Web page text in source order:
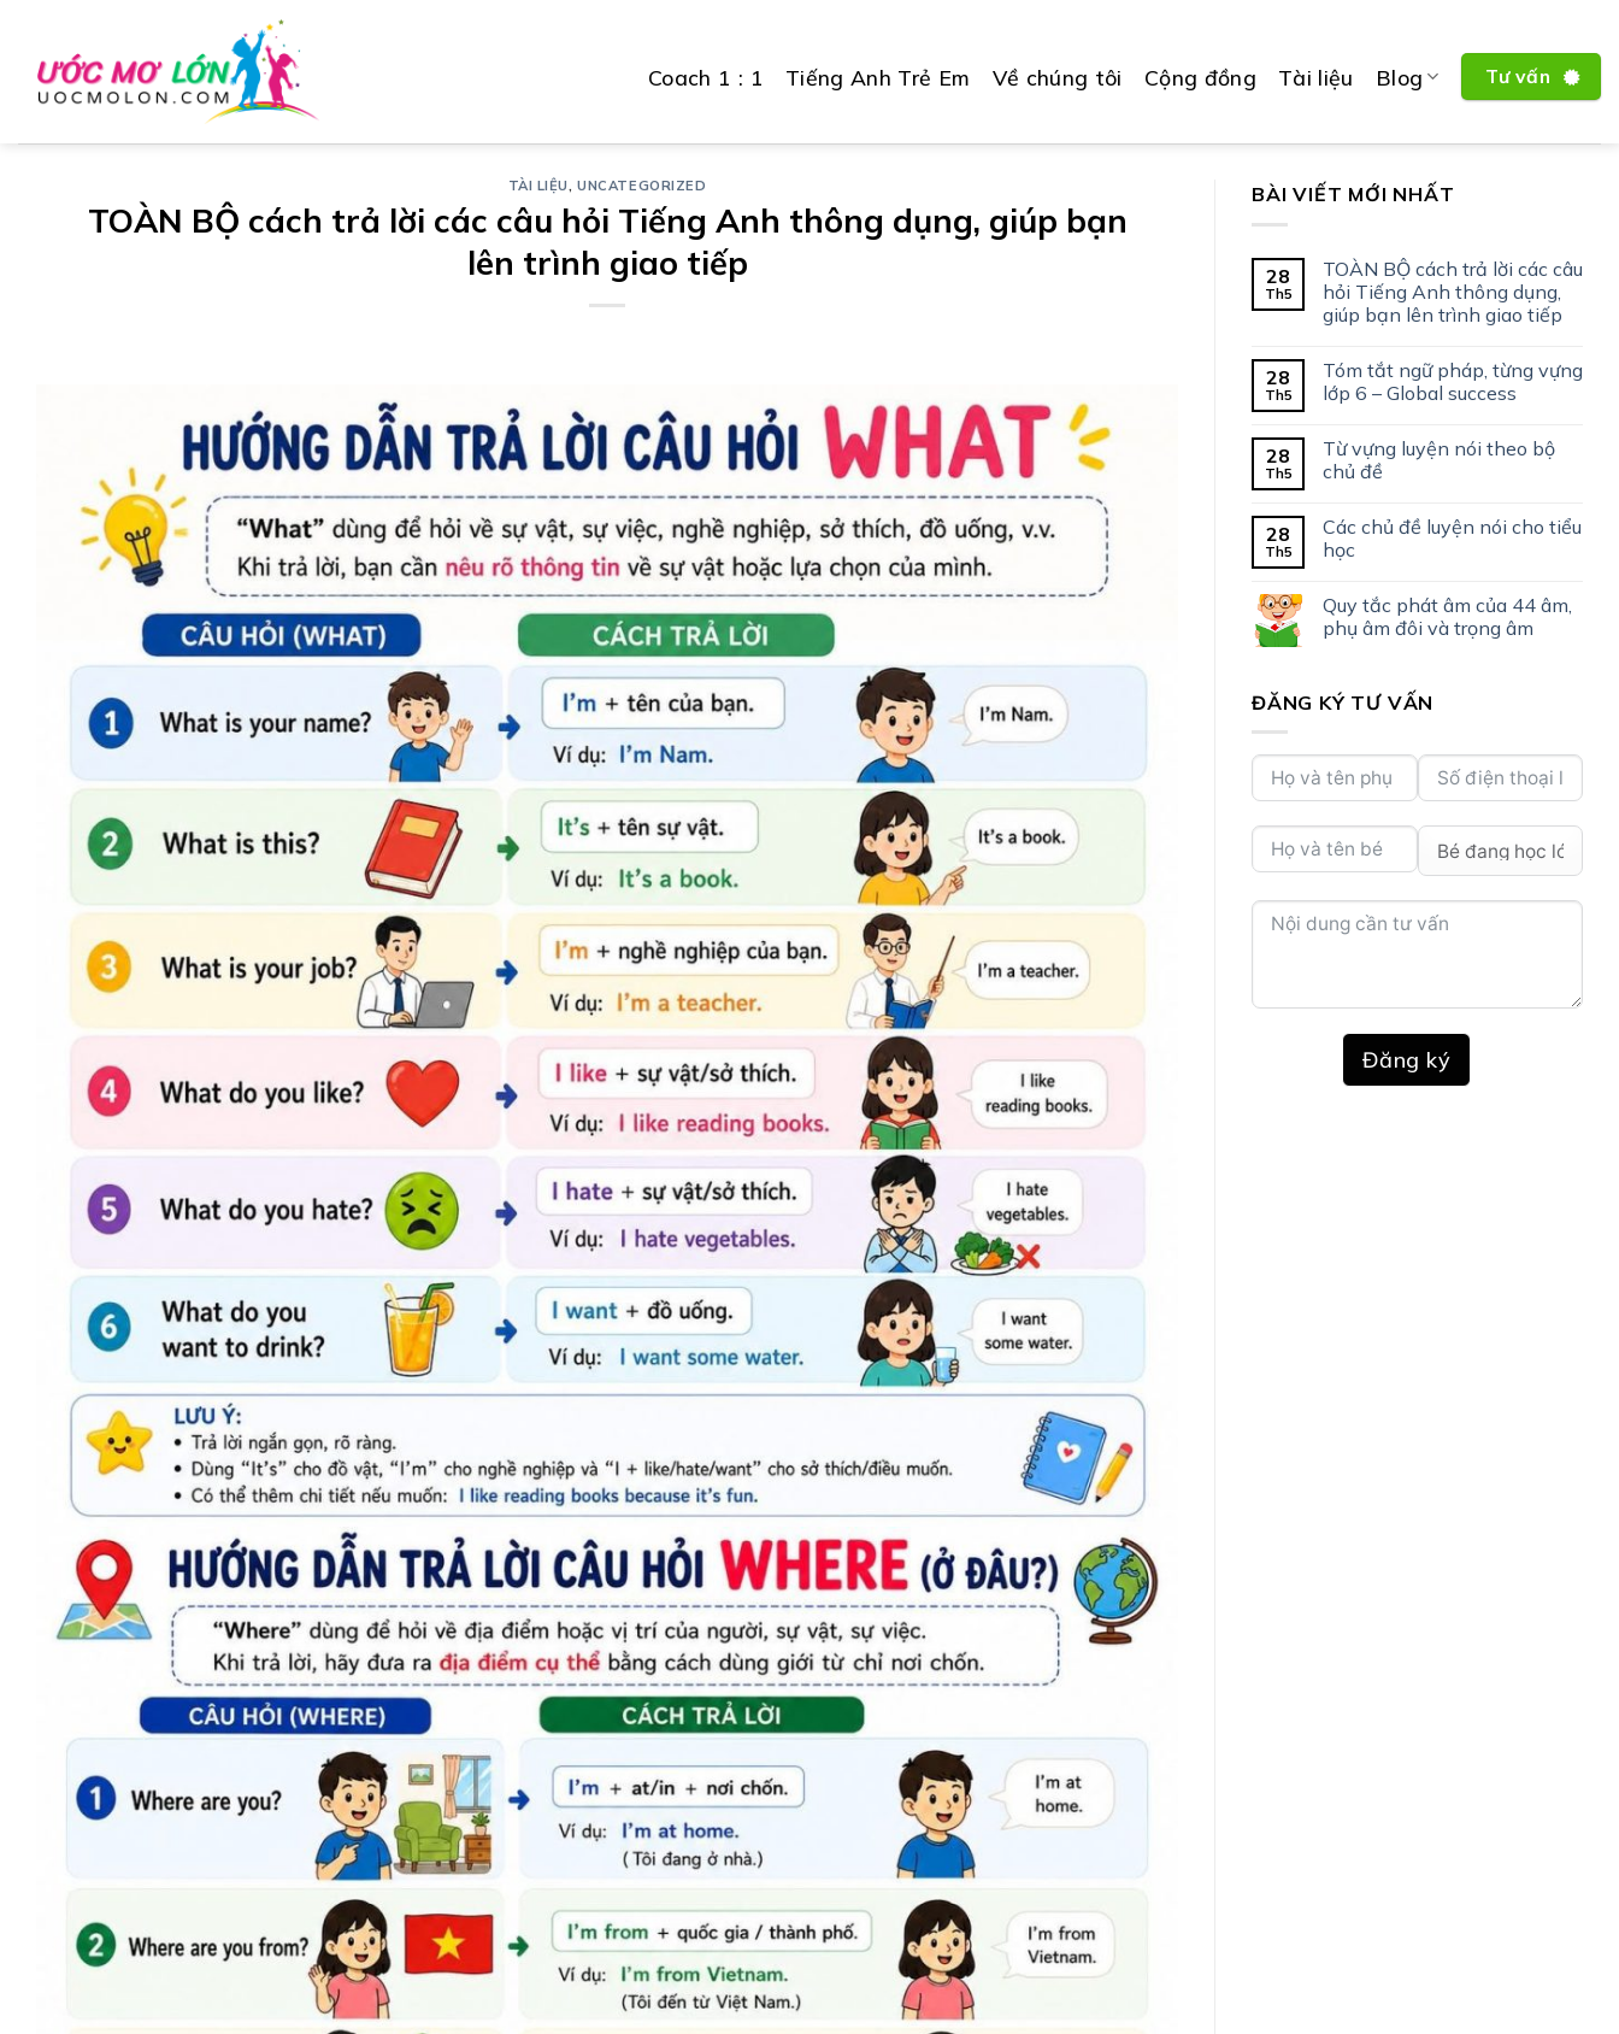
dung
Coach 1 : 1 Tiếng Anh Trẻ Em Về chúng tôi Cộng đồng Tài liệu Blog Tư vấn
TÀI LIỆU,UNCATEGORIZED
TOÀN BỘ cách trả lời các câu hỏi Tiếng Anh thông dụng, giúp bạn
lên trình giao tiếp
BÀI VIẾT MỚI NHẤT
28
Th5
TOÀN BỘ cách trả lời các câu
hỏi Tiếng Anh thông dụng,
giúp bạn lên trình giao tiếp
28
Th5
Tóm tắt ngữ pháp, từng vựng
lớp 6 – Global success
28
Th5
Từ vựng luyện nói theo bộ
chủ đề
28
Th5
Các chủ đề luyện nói cho tiểu
học
Quy tắc phát âm của 44 âm,
phụ âm đôi và trọng âm
ĐĂNG KÝ TƯ VẤN
Đăng ký